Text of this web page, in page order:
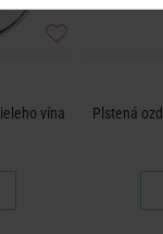
vína Plstená